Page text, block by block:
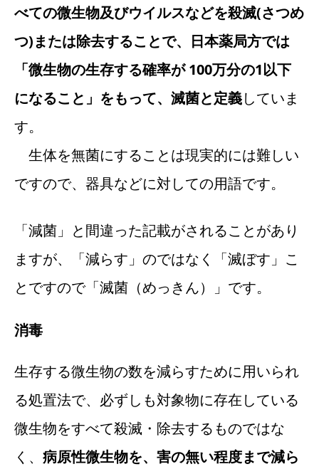
べての微生物及びウイルスなどを殺滅(さつめ
つ)または除去することで、日本薬局方では
「微生物の生存する確率が 100万分の1以下
になること」をもって、滅菌と定義していま
す。
生体を無菌にすることは現実的には難しい
ですので、器具などに対しての用語です。
「減菌」と間違った記載がされることがあり
ますが、「減らす」のではなく「滅ぼす」こ
とですので「滅菌（めっきん）」です。
消毒
生存する微生物の数を減らすために用いられ
る処置法で、必ずしも対象物に存在している
微生物をすべて殺滅・除去するものではな
く、 病原性微生物を、害の無い程度まで減ら